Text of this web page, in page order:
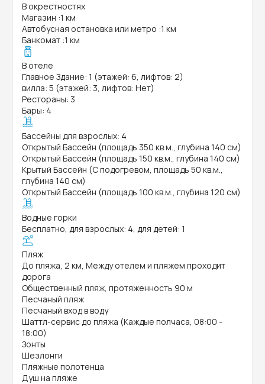
В окрестностях
Магазин :1 км
Автобусная остановка или метро :1 км
Банкомат :1 км
В отеле
Главное Здание: 1 (этажей: 6, лифтов: 2)
вилла: 5 (этажей: 3, лифтов: Нет)
Рестораны: 3
Бары: 4
Бассейны для взрослых: 4
Открытый Бассейн (площадь 350 кв.м., глубина 140 см)
Открытый Бассейн (площадь 150 кв.м., глубина 140 см)
Крытый Бассейн (С подогревом, площадь 50 кв.м.,
глубина 140 см)
Открытый Бассейн (площадь 100 кв.м., глубина 120 см)
Водные горки
Бесплатно, для взрослых: 4, для детей: 1
Пляж
До пляжа, 2 км, Между отелем и пляжем проходит
дорога
Общественный пляж, протяженность 90 м
Песчаный пляж
Песчаный вход в воду
Шаттл-сервис до пляжа (Каждые полчаса, 08:00 -
18:00)
Зонты
Шезлонги
Пляжные полотенца
Душ на пляже